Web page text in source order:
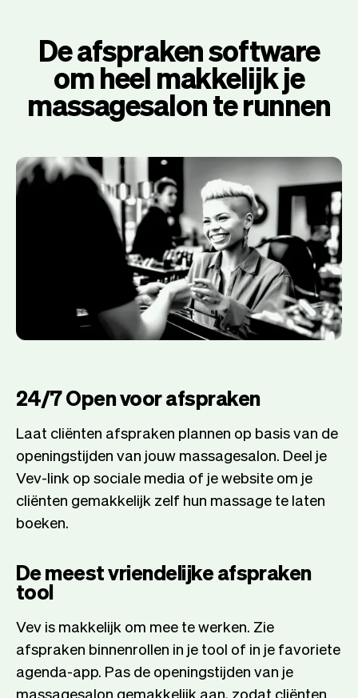
De afspraken software
om heel makkelijk je
massagesalon te runnen
24/7 Open voor afspraken
Laat cliënten afspraken plannen op basis van de
openingstijden van jouw massagesalon. Deel je
Vev-link op sociale media of je website om je
cliënten gemakkelijk zelf hun massage te laten
boeken.
De meest vriendelijke afspraken
tool
Vev is makkelijk om mee te werken. Zie
afspraken binnenrollen in je tool of in je favoriete
agenda-app. Pas de openingstijden van je
massagesalon gemakkelijk aan, zodat cliënten